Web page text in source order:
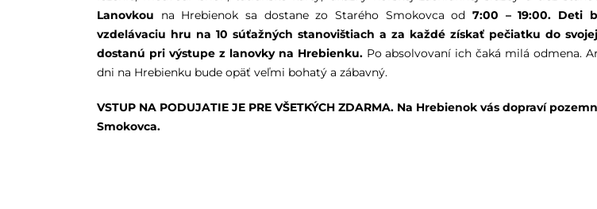
Lanovkou na Hrebienok sa dostane zo Starého Smokovca od 7:00 – 19:00. Deti
vzdelávaciu hru na 10 súťažných stanovištiach a za každé získať pečiatku do
dostanú pri výstupe z lanovky na Hrebienku. Po absolvovaní ich čaká milá odmena.
dni na Hrebienku bude opäť veľmi bohatý a zábavný.
VSTUP NA PODUJATIE JE PRE VŠETKÝCH ZDARMA. Na Hrebienok vás dopraví
Smokovca.